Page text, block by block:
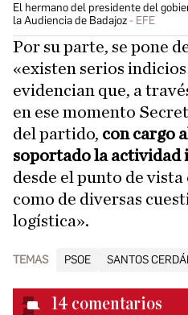
El hermano del presidente del
la Audiencia de Badajoz
EFE
Por su parte, se pone
«existen serios
evidencian que, a
en ese momento
del partido, con cargo
soportado la actividad
desde el punto de
como de diversas
logística».
TEMAS PSOE SANTOS
14 comentarios